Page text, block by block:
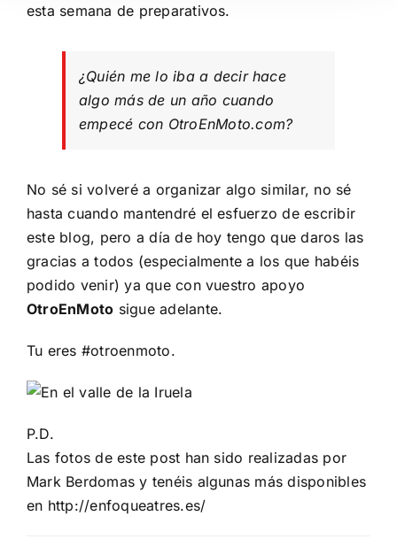
esta semana de preparativos.
¿Quién me lo iba a decir hace
algo más de un año cuando
empecé con OtroEnMoto.com?
No sé si volveré a organizar algo similar, no sé
hasta cuando mantendré el esfuerzo de escribir
este blog, pero a día de hoy tengo que daros las
gracias a todos (especialmente a los que habéis
podido venir) ya que con vuestro apoyo
OtroEnMoto sigue adelante.
Tu eres #otroenmoto.
P.D.
Las fotos de este post han sido realizadas por
Mark Berdomas y tenéis algunas más disponibles
en http://enfoqueatres.es/